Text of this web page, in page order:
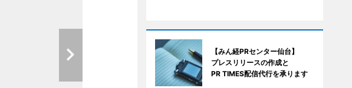
【みん経PRセンター仙台】
プレスリリースの作成と
PR TIMES配信代行を承ります